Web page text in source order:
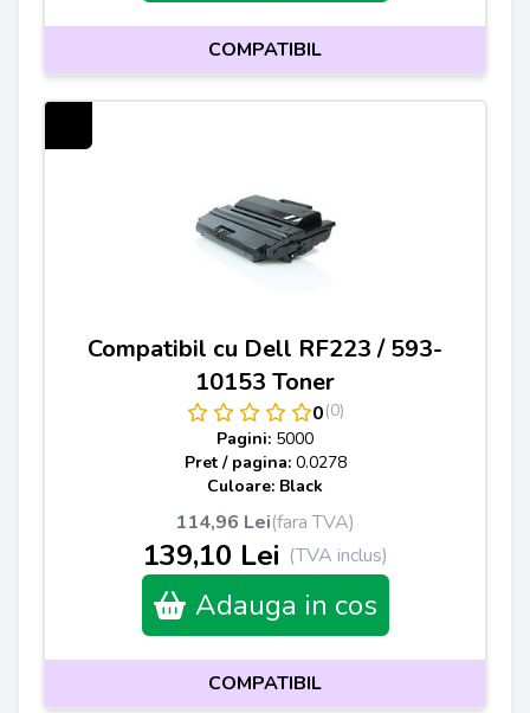
COMPATIBIL
Compatibil cu Dell RF223 / 593-
10153 Toner
0(0)
Pagini: 5000
Pret / pagina: 0.0278
Culoare: Black
114,96 Lei(fara TVA)
139,10 Lei (TVA inclus)
Adauga in cos
COMPATIBIL